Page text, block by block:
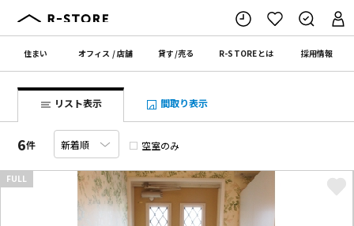
住まい オフィス /店舗 貸す/売る R-STOREとは 採用情報
リスト表示 間取り表示
6件 空室のみ
FULL